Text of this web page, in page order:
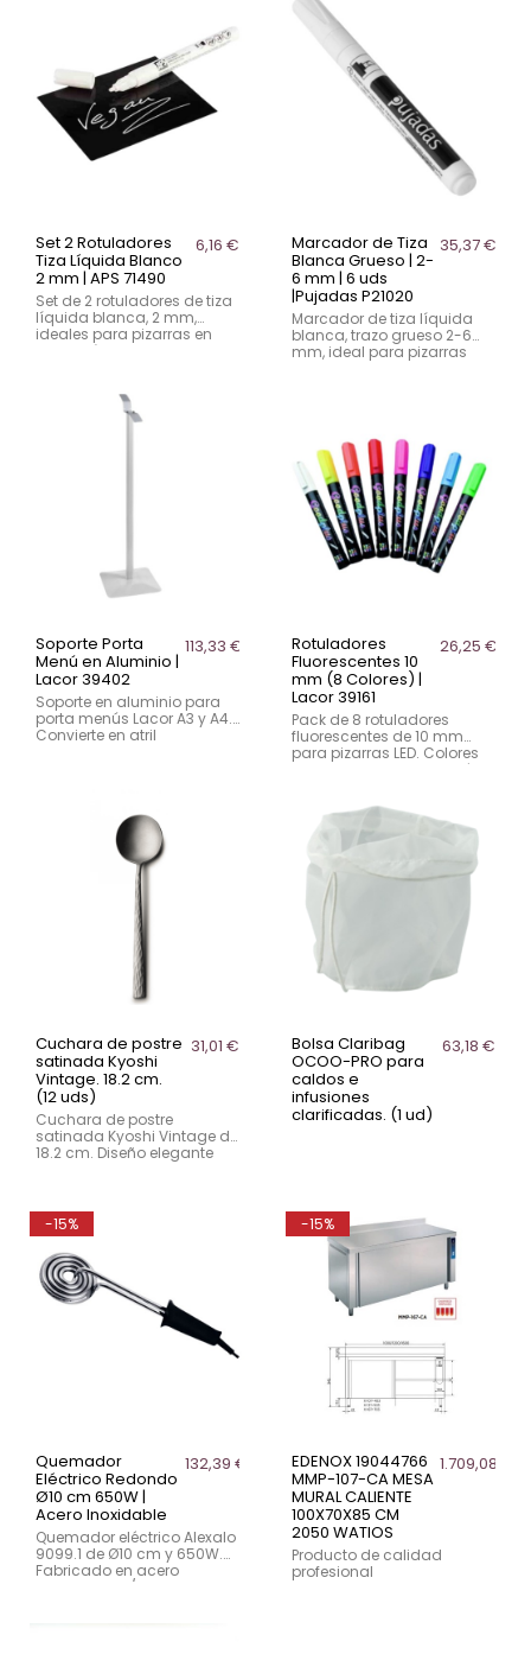
Set 2 Rotuladores
Tiza Líquida Blanco
2 mm | APS 71490
6,16 €
Set de 2 rotuladores de tiza
líquida blanca, 2 mm,
ideales para pizarras en
hostelería. Escriben en
Marcador de Tiza
Blanca Grueso | 2-
6 mm | 6 uds
|Pujadas P21020
35,37 €
Marcador de tiza líquida
blanca, trazo grueso 2-6
mm, ideal para pizarras
Soporte Porta
Menú en Aluminio |
Lacor 39402
113,33 €
Soporte en aluminio para
porta menús Lacor A3 y A4.
Convierte en atril
Rotuladores
Fluorescentes 10
mm (8 Colores) |
Lacor 39161
26,25 €
Pack de 8 rotuladores
fluorescentes de 10 mm
para pizarras LED. Colores
vivos, trazado limpio y fácil
Cuchara de postre
satinada Kyoshi
Vintage. 18.2 cm.
(12 uds)
31,01 €
Cuchara de postre
satinada Kyoshi Vintage de
18.2 cm. Diseño elegante
inoxidable 18/0 y apta para
lavavajillas.
Bolsa Claribag
OCOO-PRO para
caldos e
infusiones
clarificadas. (1 ud)
63,18 €
-15%
Quemador
Eléctrico Redondo
Ø10 cm 650W |
Acero Inoxidable
132,39 €
Quemador eléctrico Alexalo
9099.1 de Ø10 cm y 650W.
Fabricado en acero
inoxidable 18/10 de alta
-15%
EDENOX 19044766
MMP-107-CA MESA
MURAL CALIENTE
100X70X85 CM
2050 WATIOS
1.709,08 €
Producto de calidad
profesional